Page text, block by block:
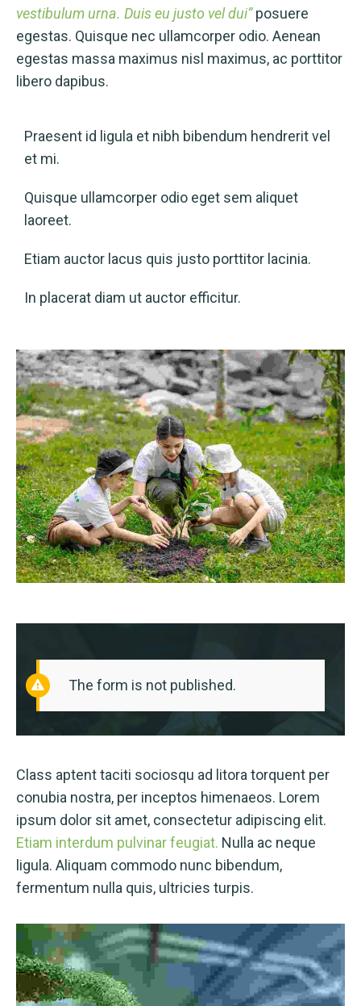
vestibulum urna. Duis eu justo vel dui”posuere
egestas. Quisque nec ullamcorper odio. Aenean
egestas massa maximus nisl maximus, ac porttitor
libero dapibus.
Praesent id ligula et nibh bibendum hendrerit vel
et mi.
Quisque ullamcorper odio eget sem aliquet
laoreet.
Etiam auctor lacus quis justo porttitor lacinia.
In placerat diam ut auctor efficitur.
The form is not published.
Class aptent taciti sociosqu ad litora torquent per
conubia nostra, per inceptos himenaeos. Lorem
ipsum dolor sit amet, consectetur adipiscing elit.
Etiam interdum pulvinar feugiat. Nulla ac neque
ligula. Aliquam commodo nunc bibendum,
fermentum nulla quis, ultricies turpis.